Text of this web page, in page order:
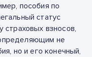
пособия по
статус
страховых взносов,
не
но и его конечный,